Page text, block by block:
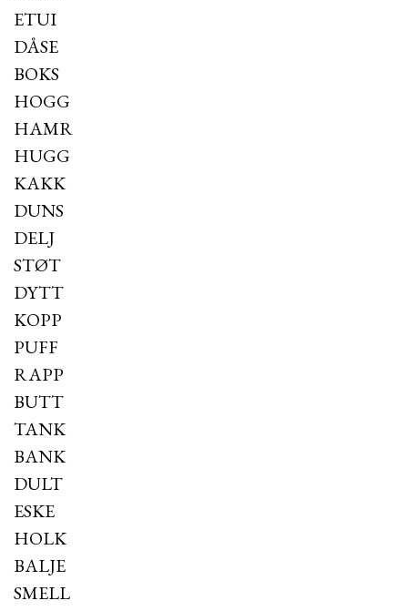
ETUI
DÅSE
BOKS
HOGG
HAMR
HUGG
KAKK
DUNS
DELJ
STØT
DYTT
KOPP
PUFF
RAPP
BUTT
TANK
BANK
DULT
ESKE
HOLK
BALJE
SMELL